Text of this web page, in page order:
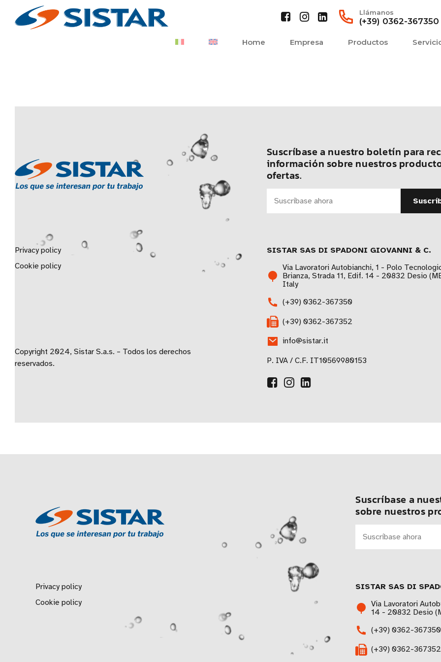
Llámanos
(+39) 0362-367350
Home Empresa Productos
Suscríbase a nuestro boletín para
información sobre nuestros
ofertas.
Privacy policy
Cookie policy
Copyright 2024, Sistar S.a.s. – Todos los derechos
reservados.
SISTAR SAS DI SPADONI GIOVANNI & C.
Via Lavoratori Autobianchi, 1 - Polo
Brianza, Strada 11, Edif. 14 - 20832 Desio
Italy
(+39) 0362-367350
(+39) 0362-367352
info@sistar.it
P. IVA / C.F. IT10569980153
Suscríbase a
sobre nuestros
Privacy policy
Cookie policy
SISTAR SAS DI
Via Lavoratori
14 - 20832 Desio
(+39) 0362-367350
(+39) 0362-367352